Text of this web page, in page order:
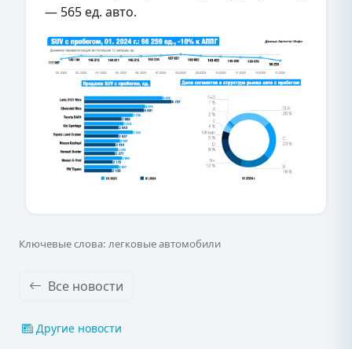
— 565 ед. авто.
Ключевые слова: легковые автомобили
Все новости
Другие новости